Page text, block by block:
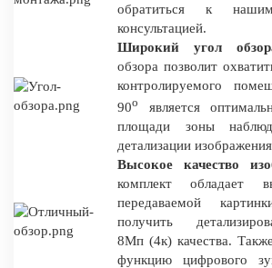
обратиться к
консультацией.
Широкий угол
обзора позволит
контролируемого
90о
является
площади зоны
детализации
Высокое качество
комплект обладает
передаваемой
получить
8Мп (4к) качества.
функцию цифрового